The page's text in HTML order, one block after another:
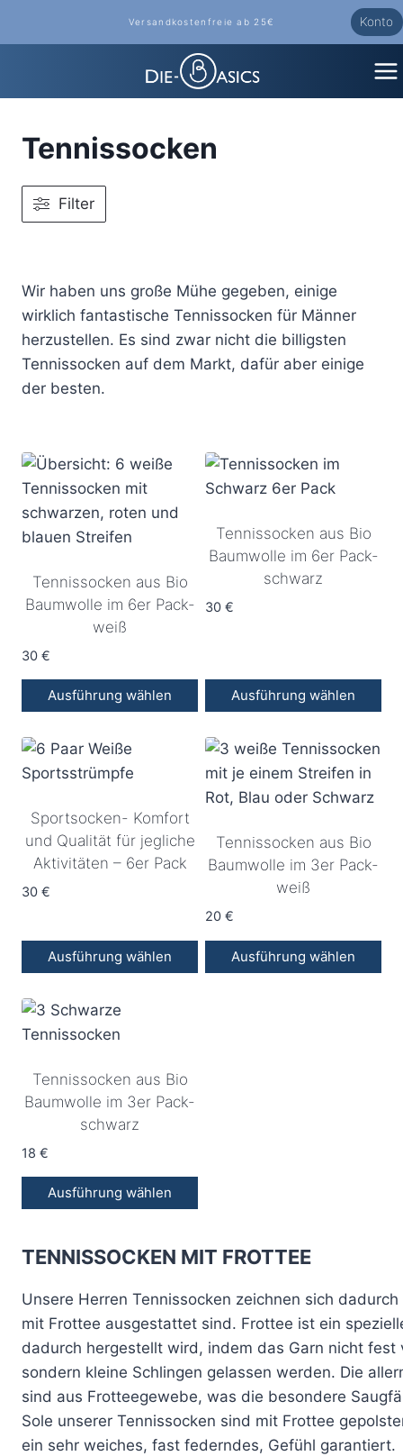
Versandkostenfreie ab 25€ Konto
Tennissocken
Filter
Wir haben uns große Mühe gegeben, einige
wirklich fantastische Tennissocken für Männer
herzustellen. Es sind zwar nicht die billigsten
Tennissocken auf dem Markt, dafür aber einige
der besten.
Tennissocken aus Bio
Baumwolle im 6er Pack-
weiß
30 €
Ausführung wählen
Produkt
weist
Varianten
auf.
Die
Optionen
auf
gewählt
werden
Tennissocken aus Bio
Baumwolle im 6er Pack-
schwarz
30 €
Ausführung wählen
Produkt
weist
mehrere
auf.
Die
können
auf
Sportsocken- Komfort
und Qualität für jegliche
Aktivitäten – 6er Pack
30 €
Ausführung wählen
Produkt
weist
Varianten
auf.
Optionen
können
Produktseite
werden
Tennissocken aus Bio
Baumwolle im 3er Pack-
weiß
20 €
Ausführung wählen
Produktseite
werden
Tennissocken aus Bio
Baumwolle im 3er Pack-
schwarz
18 €
Ausführung wählen
weist
mehrere
Varianten
auf.
Die
Optionen
können
auf
TENNISSOCKEN MIT FROTTEE
Unsere Herren Tennissocken zeichnen sich
mit Frottee ausgestattet sind. Frottee ist ein
dadurch hergestellt wird, indem das Garn nicht fest
sondern kleine Schlingen gelassen werden. Die
sind aus Frotteegewebe, was die besondere
Sole unserer Tennissocken sind mit Frottee
ein sehr weiches, fast federndes, Gefühl garantiert.